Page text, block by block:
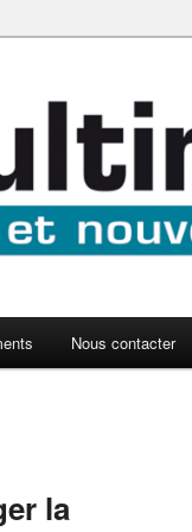
Nous contacter
la